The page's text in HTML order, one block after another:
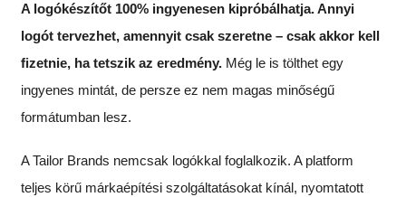
A logókészítőt 100% ingyenesen kipróbálhatja. Annyi
logót tervezhet, amennyit csak szeretne – csak akkor kell
fizetnie, ha tetszik az eredmény. Még le is tölthet egy
ingyenes mintát, de persze ez nem magas minőségű
formátumban lesz.
A Tailor Brands nemcsak logókkal foglalkozik. A platform
teljes körű márkaépítési szolgáltatásokat kínál, nyomtatott